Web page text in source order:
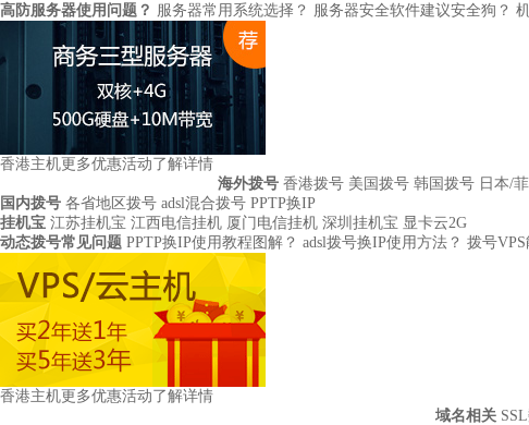
高防服务器使用问题？ 服务器常用系统选择？ 服务器安全软件建议安全狗？
香港主机更多优惠活动了解详情
海外拨号 香港拨号 美国拨号 韩国拨号 日本/
国内拨号 各省地区拨号 adsl混合拨号 PPTP换IP
挂机宝 江苏挂机宝 江西电信挂机 厦门电信挂机 深圳挂机宝 显卡云2G
动态拨号常见问题 PPTP换IP使用教程图解？ adsl拨号换IP使用方法？ 拨号
香港主机更多优惠活动了解详情
域名相关